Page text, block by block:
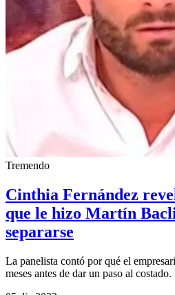
Tremendo
Cinthia Fernández
que le hizo Martín
separarse
La panelista contó por qué el
meses antes de dar un paso al costado.